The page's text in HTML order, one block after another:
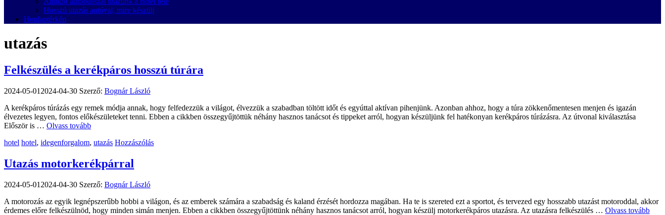
Hosszú utazás autóval, mire készülj
Honlaptérkép
utazás
Felkészülés a kerékpáros hosszú túrára
2024-05-01 2024-04-30 Szerző: Bognár László
A kerékpáros túrázás egy remek módja annak, hogy felfedezzük a világot, élvezzük a szabadban töltött időt és egyúttal aktívan pihenjünk. Azonban ahhoz, hogy a túra zökkenőmentesen menjen és igazán
élvezetes legyen, fontos előkészületeket tenni. Ebben a cikkben összegyűjtöttük néhány hasznos tanácsot és tippeket arról, hogyan készüljünk fel hatékonyan kerékpáros túrázásra. Az útvonal kiválasztása
Először is … Olvass tovább
Kategória
hotel Címkék
hotel, idegenforgalom, utazás Hozzászólás
Utazás motorkerékpárral
2024-05-01 2024-04-30 Szerző: Bognár László
A motorozás az egyik legnépszerűbb hobbi a világon, és az emberek számára a szabadság és kaland érzését hordozza magában. Ha te is szereted ezt a sportot, és tervezed egy hosszabb utazást motoroddal, akkor
érdemes előre felkészülnöd, hogy minden simán menjen. Ebben a cikkben összegyűjtöttünk néhány hasznos tanácsot arról, hogyan készülj motorkerékpáros utazásra. Az utazásra felkészülés … Olvass tovább